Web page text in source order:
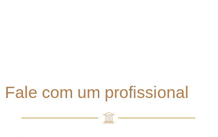
Fale com um profissional